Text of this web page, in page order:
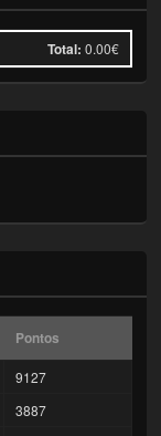
Total: 0.00€
Pontos
9127
3887